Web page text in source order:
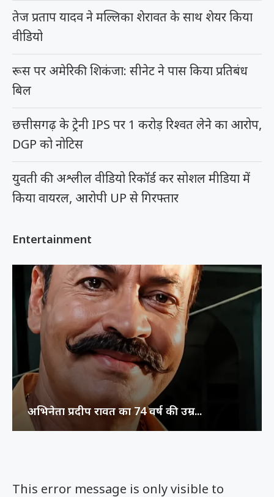
This error message is only visible to
तेज प्रताप यादव ने मल्लिका शेरावत के साथ शेयर किया
वीडियो
रूस पर अमेरिकी शिकंजा: सीनेट ने पास किया प्रतिबंध
बिल
छत्तीसगढ़ के ट्रेनी IPS पर 1 करोड़ रिश्वत लेने का आरोप,
DGP को नोटिस
युवती की अश्लील वीडियो रिकॉर्ड कर सोशल मीडिया में
किया वायरल, आरोपी UP से गिरफ्तार
Entertainment
अभिनेता प्रदीप रावत का 74 वर्ष की उम्र...